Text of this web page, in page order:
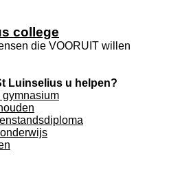
college
die VOORUIT willen
Luinselius u helpen?